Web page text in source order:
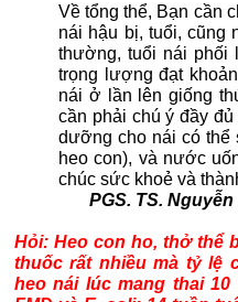
Về tổng thể, Bạn cần
nái hậu bị, tuổi, cũng
thường, tuổi nái phối
trọng lượng đạt
nái ở lần lên giống
cần phải chú ý đầy
dưỡng cho nái có thể
heo con), và nước
chúc sức khoẻ và
PGS. TS.
Hỏi: Heo con ho, thở thể
thuốc rất nhiều mà tỷ lệ
heo nái lúc mang thai